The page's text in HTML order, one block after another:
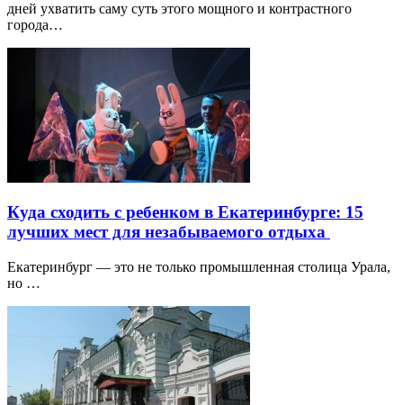
дней ухватить саму суть этого мощного и контрастного
города…
Куда сходить с ребенком в Екатеринбурге: 15
лучших мест для незабываемого отдыха
Екатеринбург — это не только промышленная столица Урала,
но …